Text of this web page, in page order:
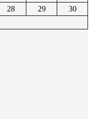
28 29
30